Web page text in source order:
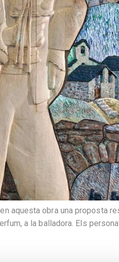
aquesta obra una proposta
a la balladora. Els